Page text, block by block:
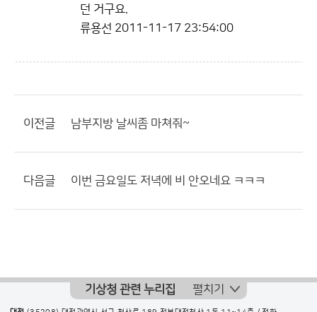
던 거구요.
류용선 2011-11-17 23:54:00
이전글 남부지방 날씨좀 마쳐줘~
다음글 이번 금요일도 저녁에 비 안오네요 ㅋㅋㅋ
기상청 관련 누리집 펼치기